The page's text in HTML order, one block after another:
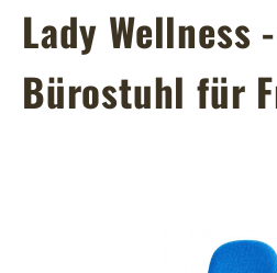
Lady Wellness
Bürostuhl für
Bildergalerie überspringen